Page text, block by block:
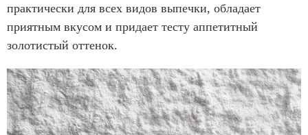
практически для всех видов выпечки, обладает
приятным вкусом и придает тесту аппетитный
золотистый оттенок.